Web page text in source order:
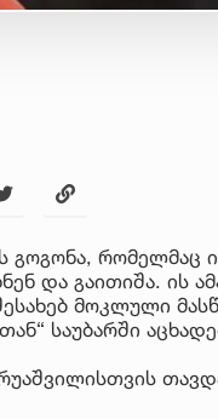
გოგონა, რომელმაც
და გაითიშა. ის
მოკლული
საუბარში